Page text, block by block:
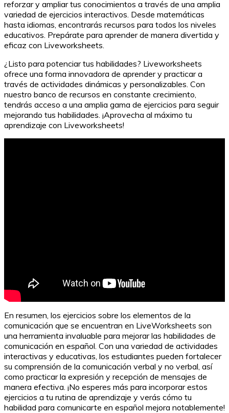
reforzar y ampliar tus conocimientos a través de una amplia
variedad de ejercicios interactivos. Desde matemáticas
hasta idiomas, encontrarás recursos para todos los niveles
educativos. Prepárate para aprender de manera divertida y
eficaz con Liveworksheets.
¿Listo para potenciar tus habilidades? Liveworksheets
ofrece una forma innovadora de aprender y practicar a
través de actividades dinámicas y personalizables. Con
nuestro banco de recursos en constante crecimiento,
tendrás acceso a una amplia gama de ejercicios para seguir
mejorando tus habilidades. ¡Aprovecha al máximo tu
aprendizaje con Liveworksheets!
En resumen, los ejercicios sobre los elementos de la
comunicación que se encuentran en LiveWorksheets son
una herramienta invaluable para mejorar las habilidades de
comunicación en español. Con una variedad de actividades
interactivas y educativas, los estudiantes pueden fortalecer
su comprensión de la comunicación verbal y no verbal, así
como practicar la expresión y recepción de mensajes de
manera efectiva. ¡No esperes más para incorporar estos
ejercicios a tu rutina de aprendizaje y verás cómo tu
habilidad para comunicarte en español mejora notablemente!